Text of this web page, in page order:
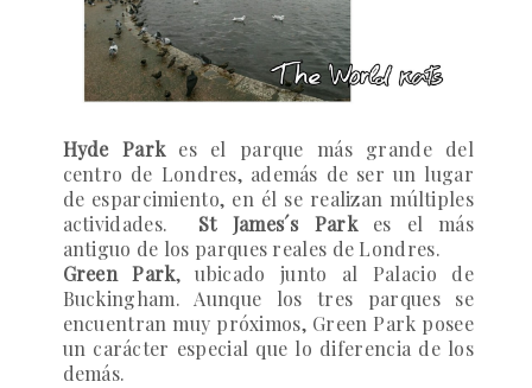
Hyde Parkes el parque más grande del
centro de Londres, además de ser un lugar
de esparcimiento, en él se realizan múltiples
actividades. St James´s Parkes el más
antiguo de los parques reales de Londres.
Green Park, ubicado junto al Palacio de
Buckingham. Aunque los tres parques se
encuentran muy próximos, Green Park posee
un carácter especial que lo diferencia de los
demás.